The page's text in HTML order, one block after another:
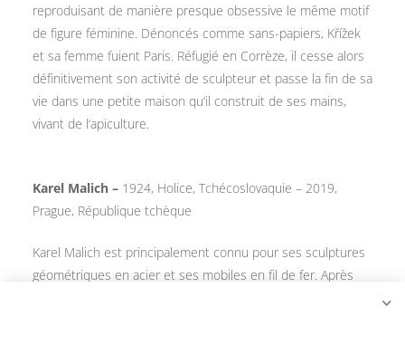
reproduisant de manière presque obsessive le même motif
de figure féminine. Dénoncés comme sans-papiers, Křížek
et sa femme fuient Paris. Réfugié en Corrèze, il cesse alors
définitivement son activité de sculpteur et passe la fin de sa
vie dans une petite maison qu’il construit de ses mains,
vivant de l’apiculture.
Karel Malich – 1924, Holice, Tchécoslovaquie – 2019,
Prague, République tchèque
Karel Malich est principalement connu pour ses sculptures
géométriques en acier et ses mobiles en fil de fer. Après